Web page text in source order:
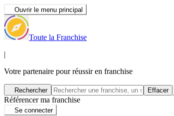
Ouvrir le menu principal
Toute la Franchise
|
Votre partenaire pour réussir en franchise
Rechercher Effacer
Référencer ma franchise
Se connecter